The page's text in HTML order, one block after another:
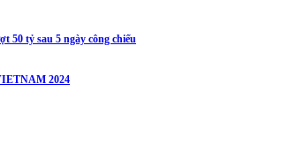
50 tỷ sau 5 ngày công chiếu
2024